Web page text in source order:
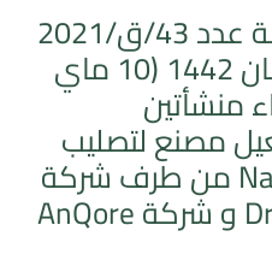
قرار لمجلس المنافسة عدد 43/ق/2021
صادر في 27 من رمضان 1442 (10 ماي
منشأتين
مصنع لتصليب
سيانيد الصوديوم NaCN من طرف شركة
Draslovka Holding a.s و شركة AnQore